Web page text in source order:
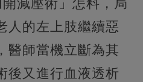
減壓術」怎料，局
人的左上肢繼續惡
醫師當機立斷為其
後又進行血液透析